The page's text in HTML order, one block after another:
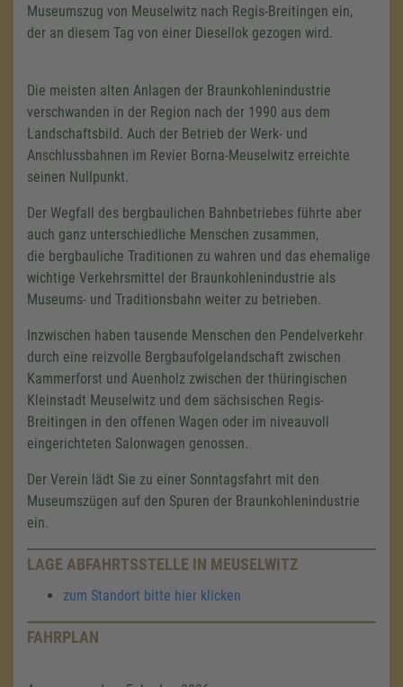
Museumszug von Meuselwitz nach Regis-Breitingen ein,
der an diesem Tag von einer Diesellok gezogen wird.
Die meisten alten Anlagen der Braunkohlenindustrie
verschwanden in der Region nach der 1990 aus dem
Landschaftsbild. Auch der Betrieb der Werk- und
Anschlussbahnen im Revier Borna-Meuselwitz erreichte
seinen Nullpunkt.
Der Wegfall des bergbaulichen Bahnbetriebes führte aber
auch ganz unterschiedliche Menschen zusammen,
die bergbauliche Traditionen zu wahren und das ehemalige
wichtige Verkehrsmittel der Braunkohlenindustrie als
Museums- und Traditionsbahn weiter zu betrieben.
Inzwischen haben tausende Menschen den Pendelverkehr
durch eine reizvolle Bergbaufolgelandschaft zwischen
Kammerforst und Auenholz zwischen der thüringischen
Kleinstadt Meuselwitz und dem sächsischen Regis-
Breitingen in den offenen Wagen oder im niveauvoll
eingerichteten Salonwagen genossen.
Der Verein lädt Sie zu einer Sonntagsfahrt mit den
Museumszügen auf den Spuren der Braunkohlenindustrie
ein.
LAGE ABFAHRTSSTELLE IN MEUSELWITZ
zum Standort bitte hier klicken
FAHRPLAN